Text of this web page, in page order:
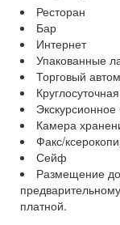
Ресторан
Бар
Интернет
Упакованные
Торговый
Камера
Факс/
Сейф
Размещение
платной.